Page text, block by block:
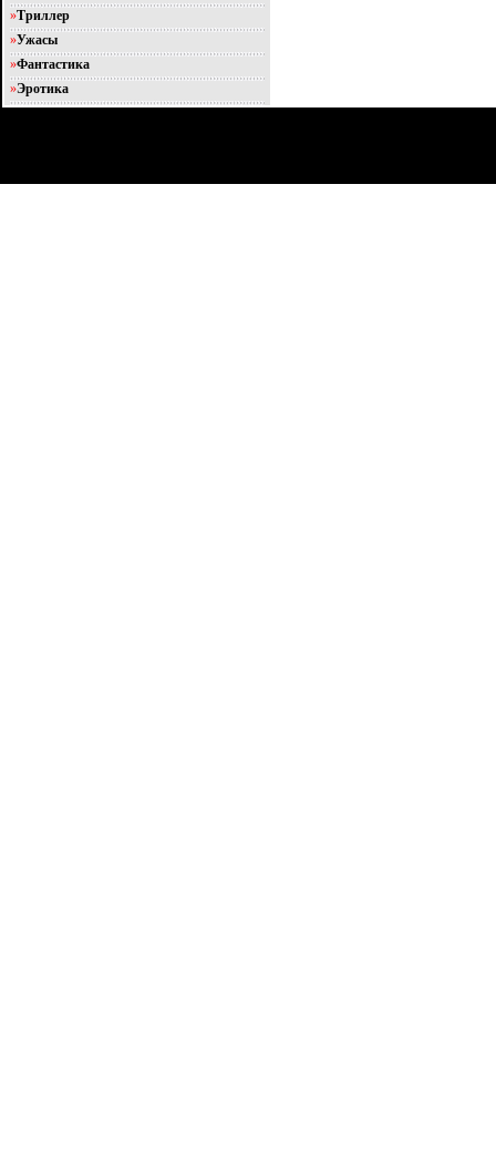
»Триллер
»Ужасы
»Фантастика
»Эротика